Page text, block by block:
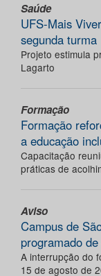
Saúde
UFS-Mais
segunda turma
Projeto estimula
Lagarto
Formação
Formação
a educação
Capacitação
práticas de
Aviso
Campus de
programado
A interrupção do
15 de agosto de